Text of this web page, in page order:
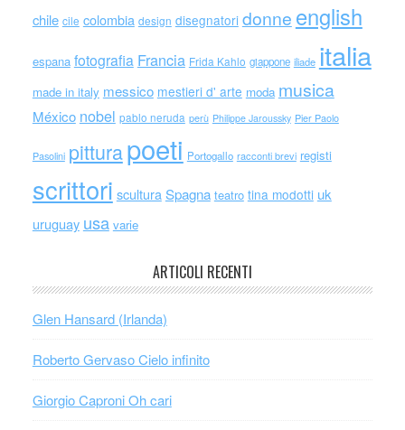
chile cile colombia design disegnatori donne english
espana fotografia Francia Frida Kahlo giappone iliade italia
made in italy messico mestieri d' arte moda musica
México nobel pablo neruda perù Philippe Jaroussky Pier Paolo
Pasolini pitturapoeti Portogallo racconti brevi registi
scrittori scultura Spagna teatro tina modotti uk
uruguay usa varie
ARTICOLI RECENTI
Glen Hansard (Irlanda)
Roberto Gervaso Cielo infinito
Giorgio Caproni Oh cari